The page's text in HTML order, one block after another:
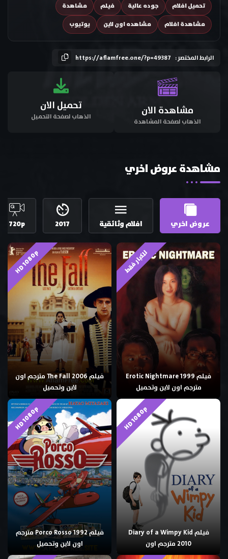
تحميل افلام
جوده عالية فيلم
مشاهدة
مشاهدة افلام
مشاهده اون لاين يوتيوب
الرابط المختصر : https://aflamfree.one/?p=49387
مشاهدة الان
الذهاب لصفحة المشاهدة
تحميل الان
الذهاب لصفحة التحميل
مشاهدة عروض اخري
عروض اخري افلام وثائقية 2017
720p
للكبار فقط
فيلم Erotic Nightmare 1999
مترجم اون لاين وتحميل
HD 1080p
فيلم The Fall 2006 مترجم اون
لاين وتحميل
HD 1080p
فيلم Diary of a Wimpy Kid
2010 مترجم اون
HD 1080p
فيلم Porco Rosso 1992 مترجم
اون لاين وتحميل